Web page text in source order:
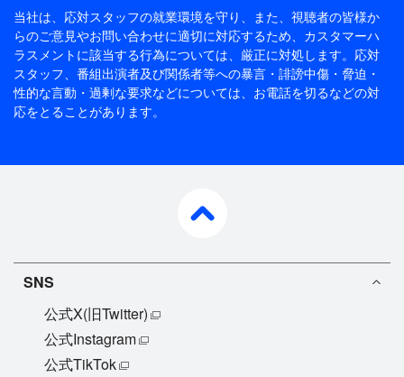
当社は、応対スタッフの就業環境を守り、また、視聴者の皆様か
らのご意見やお問い合わせに適切に対応するため、 カスタマーハ
ラスメントに該当する行為については、厳正に対処します。応対
スタッフ、番組出演者及び関係者等への暴言・誹謗中傷・脅迫・
性的な言動・過剰な要求などについては、お電話を切るなどの対
応をとることがあります。
SNS
公式X(旧Twitter)
公式Instagram
公式TikTok